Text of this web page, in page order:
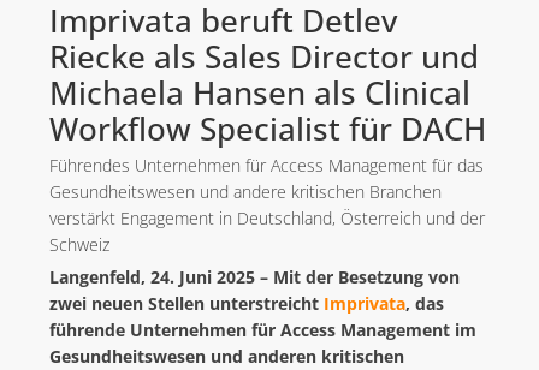
Imprivata beruft Detlev
Riecke als Sales Director und
Michaela Hansen als Clinical
Workflow Specialist für DACH
Führendes Unternehmen für Access Management für das
Gesundheitswesen und andere kritischen Branchen
verstärkt Engagement in Deutschland, Österreich und der
Schweiz
Langenfeld, 24. Juni 2025 – Mit der Besetzung von
zwei neuen Stellen unterstreicht Imprivata, das
führende Unternehmen für Access Management im
Gesundheitswesen und anderen kritischen